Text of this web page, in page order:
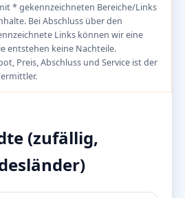
* gekennzeichneten Bereiche/Links
Bei Abschluss über den
Links können wir eine
entstehen keine Nachteile.
Preis, Abschluss und Service ist der
(zufällig,